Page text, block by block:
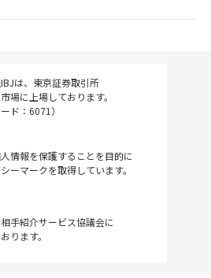
は、東京証券取引所
場に上場しております。
ド：6071）
情報を保護することを目的に
ーマークを取得しています。
手紹介サービス協議会に
ります。